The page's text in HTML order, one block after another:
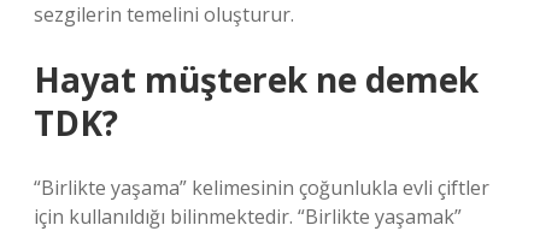
sezgilerin temelini oluşturur.
Hayat müşterek ne demek
TDK?
“Birlikte yaşama” kelimesinin çoğunlukla evli çiftler
için kullanıldığı bilinmektedir. “Birlikte yaşamak”